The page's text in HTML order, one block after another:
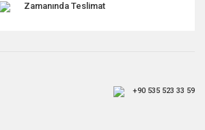
Zamanında Teslimat
+90 535 523 33 59